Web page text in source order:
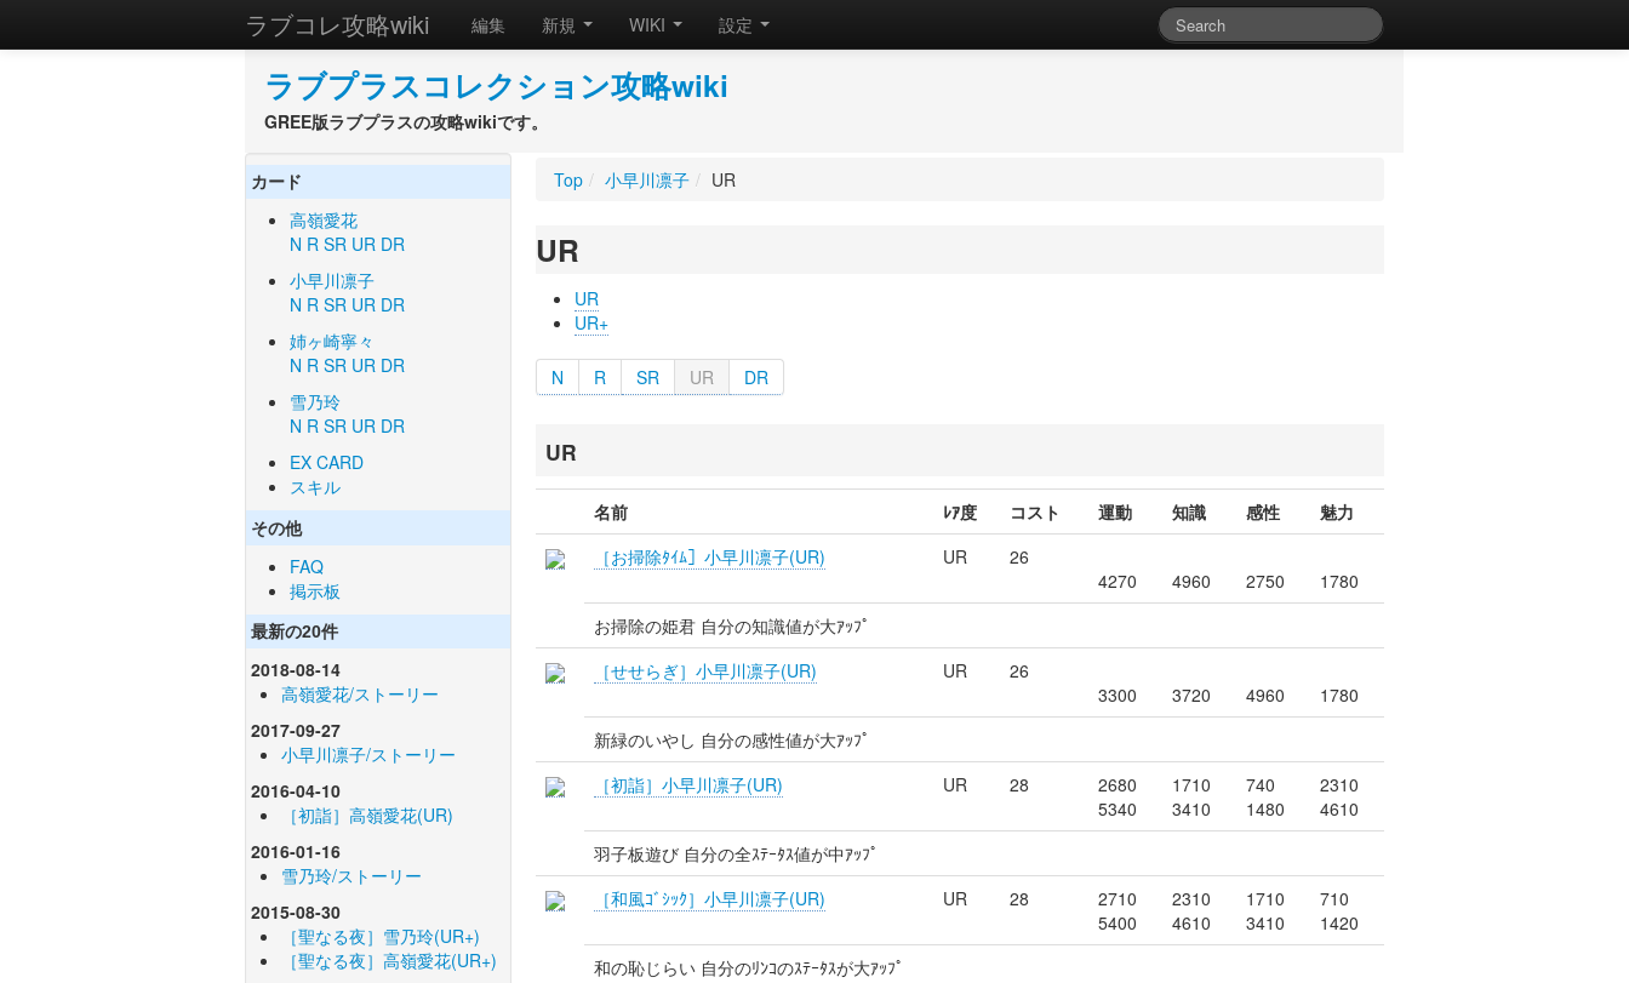
ラブコレ攻略wiki 編集 新規 WIKI 設定
ラブプラスコレクション攻略wiki
GREE版ラブプラスの攻略wikiです。
カード
高嶺愛花
N R SR UR DR
小早川凛子
N R SR UR DR
姉ヶ崎寧々
N R SR UR DR
雪乃玲
N R SR UR DR
EX CARD
スキル
その他
FAQ
掲示板
最新の20件
2018-08-14
高嶺愛花/ストーリー
2017-09-27
小早川凛子/ストーリー
2016-04-10
［初詣］高嶺愛花(UR)
2016-01-16
雪乃玲/ストーリー
2015-08-30
［聖なる夜］雪乃玲(UR+)
［聖なる夜］高嶺愛花(UR+)
Top / 小早川凛子 / UR
UR
UR
UR+
N R SR UR DR
UR
名前 ﾚｱ度 コスト 運動 知識 感性
魅力
［お掃除ﾀｲﾑ］小早川凛子(UR)
UR
26
4270
4960 2750
1780
お掃除の姫君 自分の知識値が大ｱｯﾌﾟ
［せせらぎ］小早川凛子(UR)
UR
26
3300
3720 4960
1780
新緑のいやし 自分の感性値が大ｱｯﾌﾟ
［初詣］小早川凛子(UR)
UR 28
2680
5340
1710
3410
740
1480
2310
4610
羽子板遊び 自分の全ｽﾃｰﾀｽ値が中ｱｯﾌﾟ
［和風ｺﾞｼｯｸ］小早川凛子(UR)
UR 28
2710
5400
2310
4610
1710
3410
710
1420
和の恥じらい 自分のﾘﾝｺのｽﾃｰﾀｽが大ｱｯﾌﾟ